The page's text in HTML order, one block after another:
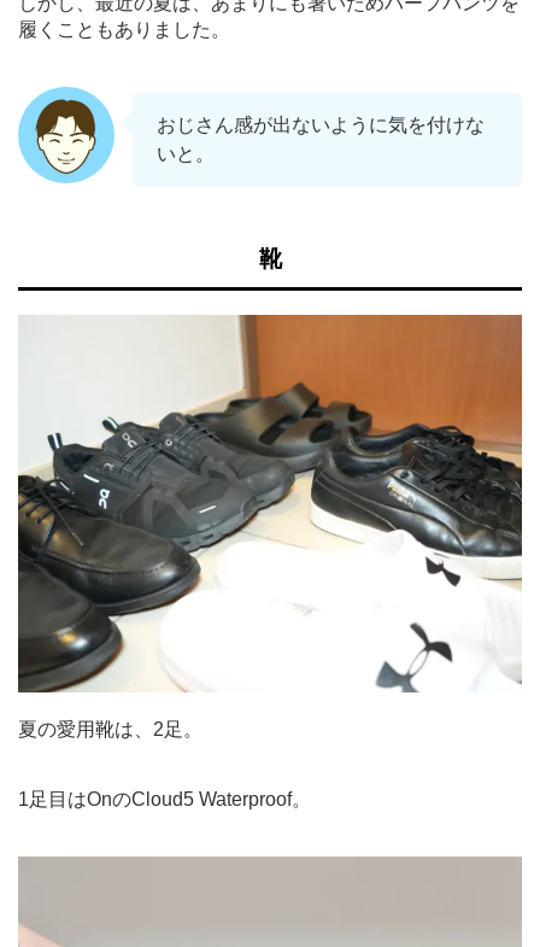
履くこともありました。
おじさん感が出ないように気を付けな
いと。
靴
夏の愛用靴は、2足。
1足目はOnのCloud5 Waterproof。